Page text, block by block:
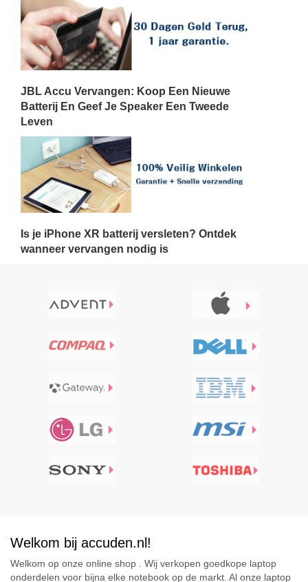
JBL Accu Vervangen: Koop Een Nieuwe
Batterij En Geef Je Speaker Een Tweede
Leven
Is je iPhone XR batterij versleten? Ontdek
wanneer vervangen nodig is
Welkom bij accuden.nl!
Welkom op onze online shop . Wij verkopen goedkope laptop
onderdelen voor bijna elke notebook op de markt. Al onze laptop